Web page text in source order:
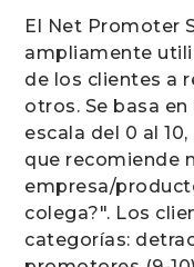
El Net Promoter
ampliamente
de los clientes a
otros. Se basa
escala del 0 al
que recomiende
empresa/
colega?". Los
categorías: